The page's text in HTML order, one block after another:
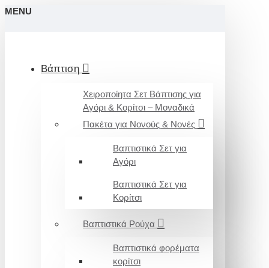
MENU
Βάπτιση
Χειροποίητα Σετ Βάπτισης για
Αγόρι & Κορίτσι – Μοναδικά
Πακέτα για Νονούς & Νονές
Βαπτιστικά Σετ για
Αγόρι
Βαπτιστικά Σετ για
Κορίτσι
Βαπτιστικά Ρούχα
Βαπτιστικά φορέματα
κορίτσι